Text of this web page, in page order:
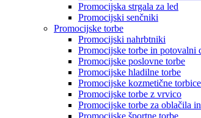
Promocijska strgala za led
Promocijski senčniki
Promocijske torbe
Promocijski nahrbtniki
Promocijske torbe in potovalni
Promocijske poslovne torbe
Promocijske hladilne torbe
Promocijske kozmetične torbice
Promocijske torbe z vrvico
Promocijske torbe za oblačila
Promocijske športne torbe